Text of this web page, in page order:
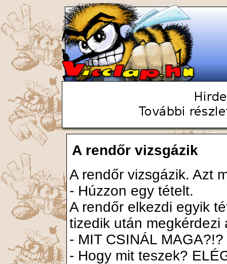
A rendőr vizsgázik
A rendőr vizsgázik. Azt
- Húzzon egy tételt.
A rendőr elkezdi egyik
tizedik után megkérdezi
- MIT CSINÁL MAGA?!?
- Hogy mit teszek?